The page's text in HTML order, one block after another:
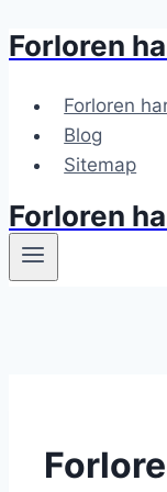
Fortsæt
indhold
Forloren
Forloren
Blog
Sitemap
Forloren